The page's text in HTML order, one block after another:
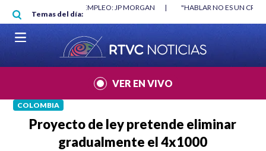
Pasar al contenido principal
Temas del día:
"HABLAR NO ES UN CRIMEN": CARTA DE BETO CORAL |
VER EN VIVO
COLOMBIA
Proyecto de ley pretende eliminar
gradualmente el 4x1000